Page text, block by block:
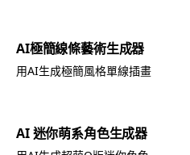
AI極簡線條藝術生成器
用AI生成極簡風格單線插畫
AI 迷你萌系角色生成器